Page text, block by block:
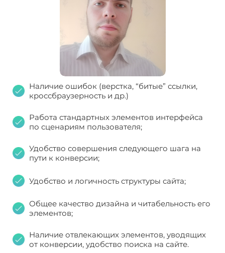
Наличие ошибок (верстка, “битые” ссылки,
кроссбраузерность и др.)
Работа стандартных элементов интерфейса
по сценариям пользователя;
Удобство совершения следующего шага на
пути к конверсии;
Удобство и логичность структуры сайта;
Общее качество дизайна и читабельность его
элементов;
Наличие отвлекающих элементов, уводящих
от конверсии, удобство поиска на сайте.